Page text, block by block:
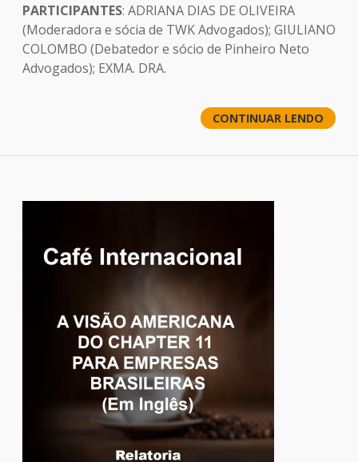
PARTICIPANTES: ADRIANA DIAS DE OLIVEIRA
(Moderadora e sócia de TWK Advogados); GIULIANO
COLOMBO (Debatedor e sócio de Pinheiro Neto
Advogados); EXMA. DRA.
CONTINUAR LENDO